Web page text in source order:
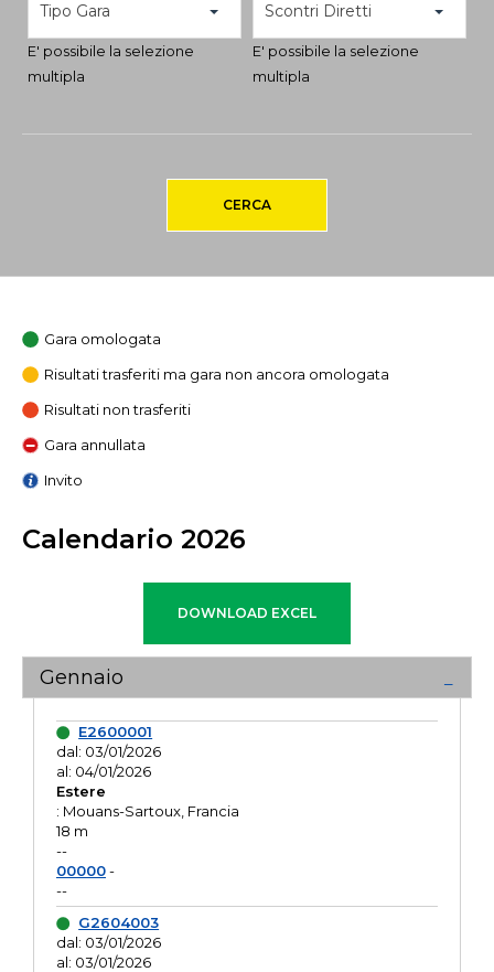
Tipo Gara
E' possibile la selezione
multipla
Scontri Diretti
E' possibile la selezione
multipla
CERCA
Gara omologata
Risultati trasferiti ma gara non ancora omologata
Risultati non trasferiti
Gara annullata
Invito
Calendario 2026
Gennaio
E2600001
dal: 03/01/2026
al: 04/01/2026
Estere
: Mouans-Sartoux, Francia
18 m
--
00000-
--
G2604003
dal: 03/01/2026
al: 03/01/2026